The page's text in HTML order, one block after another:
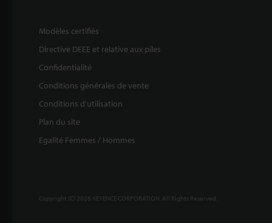
Modèles certifiés
Directive DEEE et relative aux piles
Confidentialité
Conditions générales de vente
Conditions d'utilisation
Plan du site
Egalité Femmes / Hommes
Copyright (C) 2026 KEYENCE CORPORATION. All Rights Reserved.